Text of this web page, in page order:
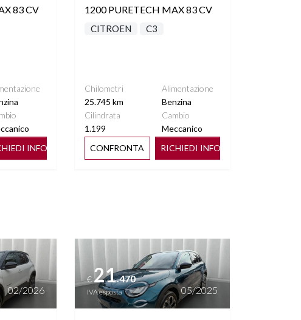
83 CV
INFO
1200 PURETECH MAX 83 CV
CITROEN C3
Chilometri
25.745 km
Alimentazione
Benzina
Cilindrata
1.199
Cambio
Meccanico
CONFRONTA
RICHIEDI INFO
02/2026
Vedi dettagli
€21.470
IVA esposta 05/2025